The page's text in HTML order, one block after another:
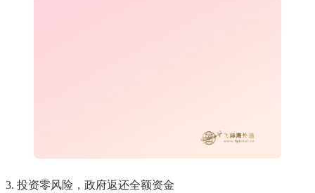
3. 投资零风险，政府返还全额资金